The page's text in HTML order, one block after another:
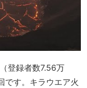
登録者数7.56万
です。キラウエア火